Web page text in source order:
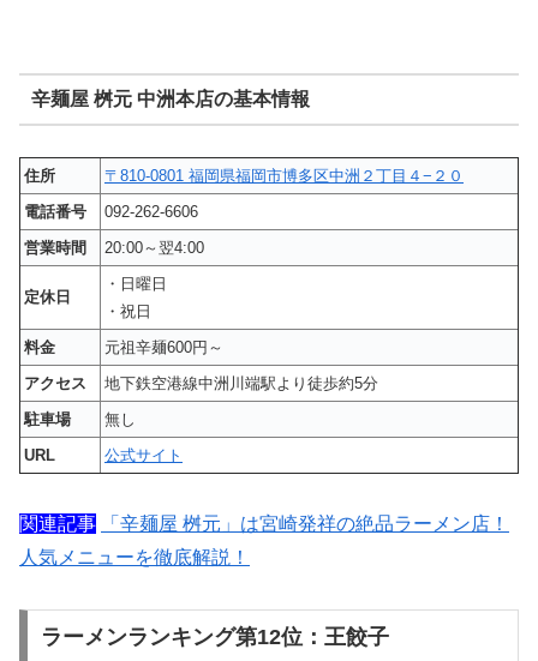
辛麺屋 桝元 中洲本店の基本情報
住所
〒810-0801 福岡県福岡市博多区中洲２丁目４−２０
電話番号
092-262-6606
営業時間
20:00～翌4:00
定休日
・日曜日
・祝日
料金
元祖辛麺600円～
アクセス
地下鉄空港線中洲川端駅より徒歩約5分
駐車場
無し
URL
公式サイト
関連記事
「辛麺屋 桝元」は宮崎発祥の絶品ラーメン店！
人気メニューを徹底解説！
ラーメンランキング第12位：王餃子